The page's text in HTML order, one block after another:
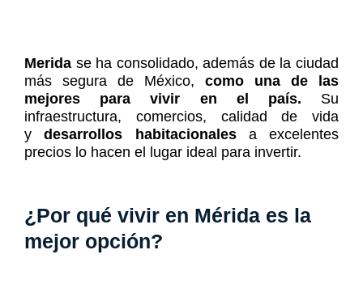
Merida se ha consolidado, además de la ciudad
más segura de México, como una de las
mejores para vivir en el país. Su
infraestructura, comercios, calidad de vida
y desarrollos habitacionalesa excelentes
precios lo hacen el lugar ideal para invertir.
¿Por qué vivir en Mérida es la
mejor opción?